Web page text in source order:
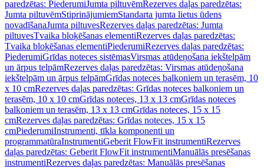
paredzētas: PiederumiJumta piltuvēmRezerves daļas paredzētas:
Jumta piltuvēmStiprinājumiemStandarta jumta lietus ūdens
novadīšanaJumta piltuvesRezerves daļas paredzētas: Jumta
piltuvesTvaika bloķēšanas elementiRezerves daļas paredzētas:
Tvaika bloķēšanas elementiPiederumiRezerves daļas paredzētas:
PiederumiGrīdas noteces sistēmasVirsmas atūdeņošana iekštelpām
un ārpus telpāmRezerves daļas paredzētas: Virsmas atūdeņošana
iekštelpām un ārpus telpāmGrīdas noteces balkoniem un terasēm, 10
x 10 cmRezerves daļas paredzētas: Grīdas noteces balkoniem un
terasēm, 10 x 10 cmGrīdas noteces, 13 x 13 cmGrīdas noteces
balkoniem un terasēm, 13 x 13 cmGrīdas noteces, 15 x 15
cmRezerves daļas paredzētas: Grīdas noteces, 15 x 15
cmPiederumiInstrumenti, tīkla komponenti un
programmatūraInstrumentiGeberit FlowFit instrumentiRezerves
daļas paredzētas: Geberit FlowFit instrumentiManuālās presēšanas
instrumentiRezerves daļas paredzētas: Manuālās presēšanas